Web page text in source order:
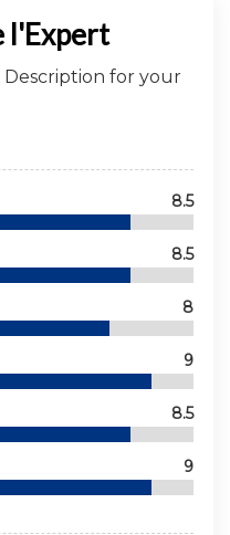
l'Expert
Description for your
8.5
8.5
8
9
8.5
9